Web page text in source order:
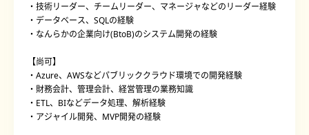
・技術リーダー、チームリーダー、マネージャなどのリーダー経験
・データベース、SQLの経験
・なんらかの企業向け(BtoB)のシステム開発の経験
【尚可】
・Azure、AWSなどパブリッククラウド環境での開発経験
・財務会計、管理会計、経営管理の業務知識
・ETL、BIなどデータ処理、解析経験
・アジャイル開発、MVP開発の経験